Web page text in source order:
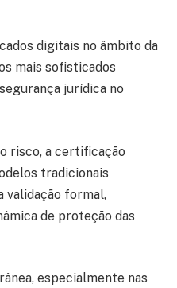
digitais no âmbito da
mais sofisticados
jurídica no
risco, a certificação
tradicionais
validação formal,
de proteção das
especialmente nas